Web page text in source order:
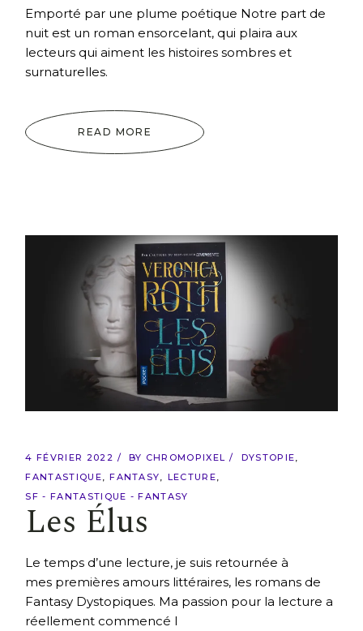
Emporté par une plume poétique Notre part de
nuit est un roman ensorcelant, qui plaira aux
lecteurs qui aiment les histoires sombres et
surnaturelles.
READ MORE
4 FÉVRIER 2022 BY CHROMOPIXEL
DYSTOPIE
FANTASTIQUE
FANTASY
LECTURE
SF - FANTASTIQUE - FANTASY
Les Élus
Le temps d’une lecture, je suis retournée à
mes premières amours littéraires, les romans de
Fantasy Dystopiques. Ma passion pour la lecture a
réellement commencé l